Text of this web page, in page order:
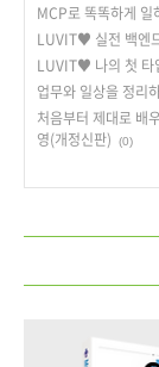
MCP로 똑똑하게 일
LUVIT♥ 실전 백엔
LUVIT♥ 나의 첫 타
업무와 일상을 정리
처음부터 제대로 배
영(개정신판)
(0)